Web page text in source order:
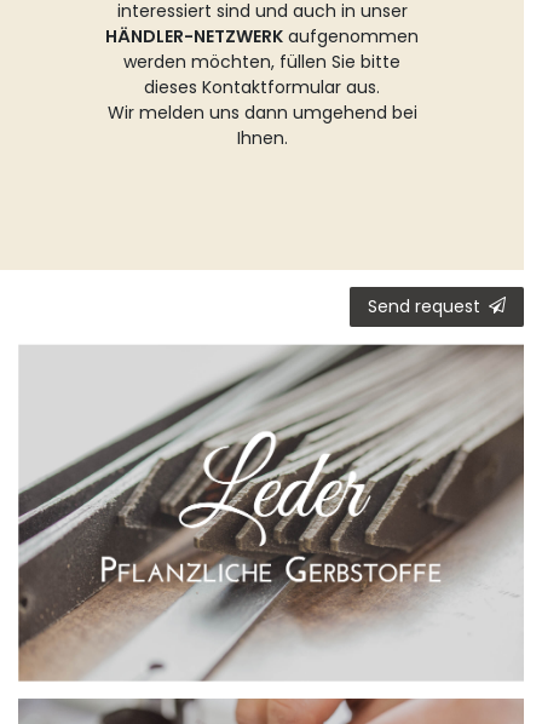
interessiert sind und auch in unser
HÄNDLER-NETZWERK aufgenommen
werden möchten, füllen Sie bitte
dieses Kontaktformular aus.
Wir melden uns dann umgehend bei
Ihnen.
Send request